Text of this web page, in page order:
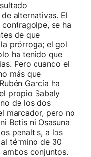
alternativas. El
se ha
de que
prórroga; el gol
ha tenido que
Pero cuando el
más que
García ha
propio Sabaly
de los dos
marcador, pero no
Betis ni Osasuna
penaltis, a los
término de 30
conjuntos.